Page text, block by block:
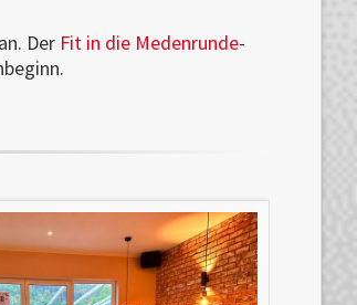
Der Fit in die Medenrunde-